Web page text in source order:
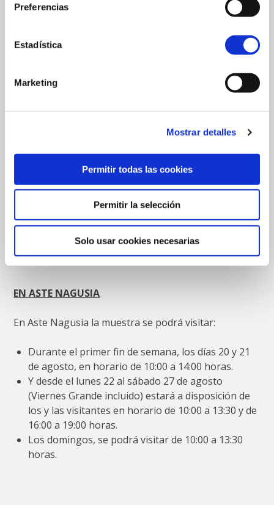
Preferencias
Estadística
Marketing
Mostrar detalles
Permitir todas las cookies
Permitir la selección
Solo usar cookies necesarias
Gigantes para niños y niñas de entre 7 y 13 años.
Plaza de Corazón de María y no se necesitará
julio y agosto, Bilbao acogerá el taller “Haz tu
extenderá hasta el 18 de agosto. Se ofertarán 15
plazas por día y el coste para participar será de 1
euro. Las personas que deseen elaborar su
Gigante tendrán que inscribirse en la página web
del Museo de Reproducciones.
EN ASTE NAGUSIA
En Aste Nagusia la muestra se podrá visitar:
Durante el primer fin de semana, los días 20 y 21
de agosto, en horario de 10:00 a 14:00 horas.
Y desde el lunes 22 al sábado 27 de agosto
(Viernes Grande incluido) estará a disposición de
los y las visitantes en horario de 10:00 a 13:30 y de
16:00 a 19:00 horas.
Los domingos, se podrá visitar de 10:00 a 13:30
horas.